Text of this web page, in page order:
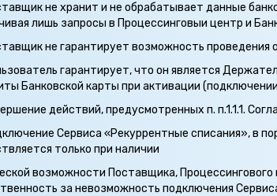
не хранит и не обрабатывает данные
лишь запросы в Процессинговыи центр и
не гарантирует возможность проведения
гарантирует, что он является
Банковской карты при активации
действий, предусмотренных п. п.1.1.1.
Сервиса «Рекуррентные списания», в
только при наличии
возможности Поставщика,
за невозможность подключения